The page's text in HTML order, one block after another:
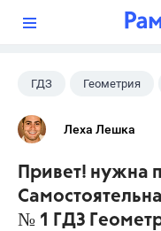
ГДЗ Геометрия
Леха Лешка
Привет! нужна
№ 1 ГДЗ